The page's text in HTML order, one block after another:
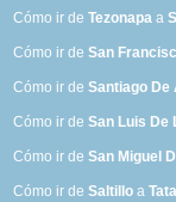
Cómo ir deTezonapa a
Cómo ir deSan
Cómo ir deSantiago De
Cómo ir deSan Luis De
Cómo ir deSan Miguel
Cómo ir deSaltillo a